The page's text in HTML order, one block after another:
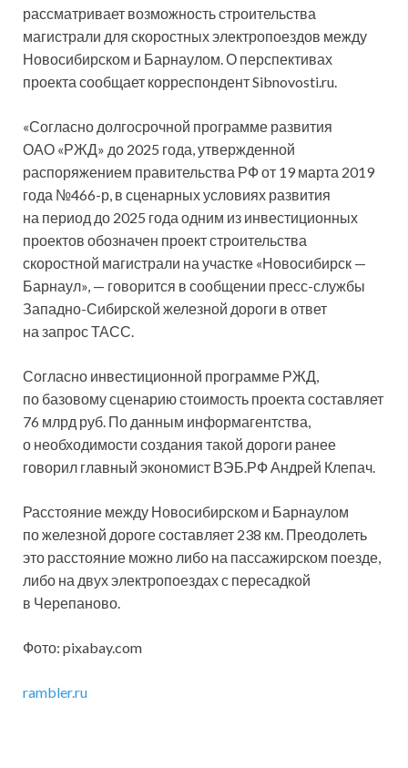
рассматривает возможность строительства
магистрали для скоростных электропоездов между
Новосибирском и Барнаулом. О перспективах
проекта сообщает корреспондент Sibnovosti.ru.
«Согласно долгосрочной программе развития
ОАО «РЖД» до 2025 года, утвержденной
распоряжением правительства РФ от 19 марта 2019
года №466-р, в сценарных условиях развития
на период до 2025 года одним из инвестиционных
проектов обозначен проект строительства
скоростной магистрали на участке «Новосибирск —
Барнаул», — говорится в сообщении пресс-службы
Западно-Сибирской железной дороги в ответ
на запрос ТАСС.
Согласно инвестиционной программе РЖД,
по базовому сценарию стоимость проекта составляет
76 млрд руб. По данным информагентства,
о необходимости создания такой дороги ранее
говорил главный экономист ВЭБ.РФ Андрей Клепач.
Расстояние между Новосибирском и Барнаулом
по железной дороге составляет 238 км. Преодолеть
это расстояние можно либо на пассажирском поезде,
либо на двух электропоездах с пересадкой
в Черепаново.
Фото: pixabay.com
rambler.ru